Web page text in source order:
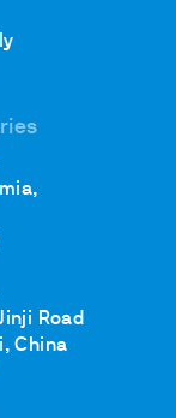
Road
China